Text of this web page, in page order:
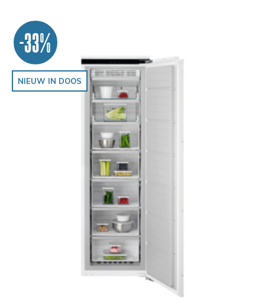
-33%
NIEUW IN DOOS